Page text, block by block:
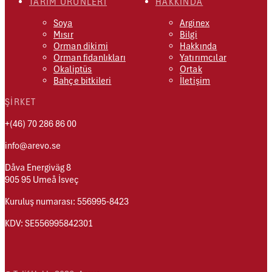
Soya
Mısır
Orman dikimi
Orman fidanlıkları
Okaliptüs
Bahçe bitkileri
Arginex
Bilgi
Hakkında
Yatırımcılar
Ortak
İletişim
ŞIRKET
+(46) 70 286 86 00
info@arevo.se
Dåva Energiväg 8
905 95 Umeå İsveç
Kuruluş numarası: 556995-8423
KDV: SE556995842301